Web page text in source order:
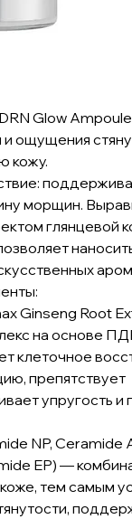
Glow
и ощущения
кожу.
морщин.
глянцевой
Ginseng Root
на основе
клеточное
препятствует
упругость и
NP, Ceramide
EP) —
тем самым